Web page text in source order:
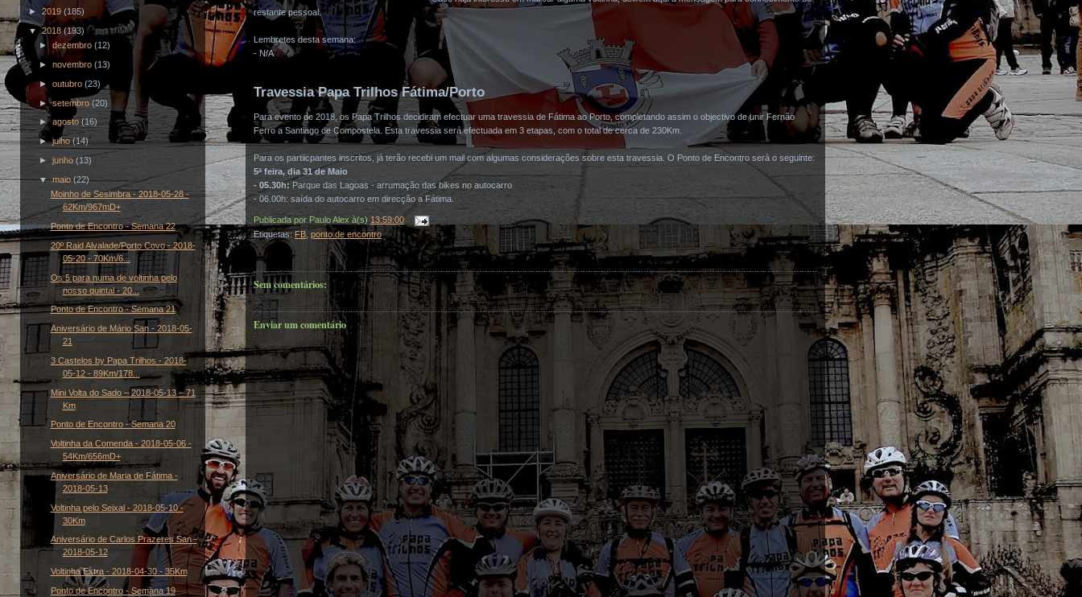
►2019 (185)
▼2018(193)
►dezembro(12)
►novembro(13)
►outubro(23)
►setembro(20)
►agosto(16)
►julho(14)
►junho(13)
▼maio(22)
Moinho de Sesimbra - 2018-05-28 -
62Km/967mD+
Ponto de Encontro - Semana 22
20º Raid Alvalade/Porto Covo - 2018-
05-20 - 70Km/6...
Os 5 para numa de voltinha pelo
nosso quintal - 20...
Ponto de Encontro - Semana 21
Aniversário de Mário San - 2018-05-
21
3 Castelos by Papa Trilhos - 2018-
05-12 - 89Km/178...
Mini Volta do Sado – 2018-05-13 – 71
Km
Ponto de Encontro - Semana 20
Voltinha da Comenda - 2018-05-06 -
54Km/656mD+
Aniversário de Maria de Fátima -
2018-05-13
Voltinha pelo Seixal - 2018-05-10 -
30Km
Aniversário de Carlos Prazeres San -
2018-05-12
Voltinha Extra - 2018-04-30 - 35Km
Ponto de Encontro - Semana 19
restante pessoal.
Lembretes desta semana:
- N/A
Travessia Papa Trilhos Fátima/Porto
Para evento de 2018, os Papa Trilhos decidiram efectuar uma travessia de Fátima ao Porto, completando assim o objectivo de unir Fernão
Ferro a Santiago de Compostela. Esta travessia será efectuada em 3 etapas, com o total de cerca de 230Km.
Para os partiicpantes inscritos, já terão recebi um mail com algumas considerações sobre esta travessia. O Ponto de Encontro será o seguinte:
5ª feira, dia 31 de Maio
- 05.30h: Parque das Lagoas - arrumação das bikes no autocarro
- 06.00h: saída do autocarro em direcção a Fátima.
Publicada por Paulo Alex à(s) 13:59:00
Etiquetas: FB ponto de encontro
Sem comentários:
Enviar um comentário